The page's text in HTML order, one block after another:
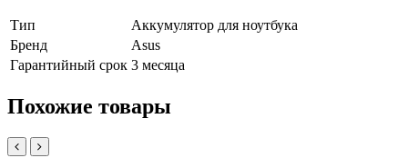
Тип
Аккумулятор для ноутбука
Бренд
Asus
Гарантийный срок 3 месяца
Похожие товары